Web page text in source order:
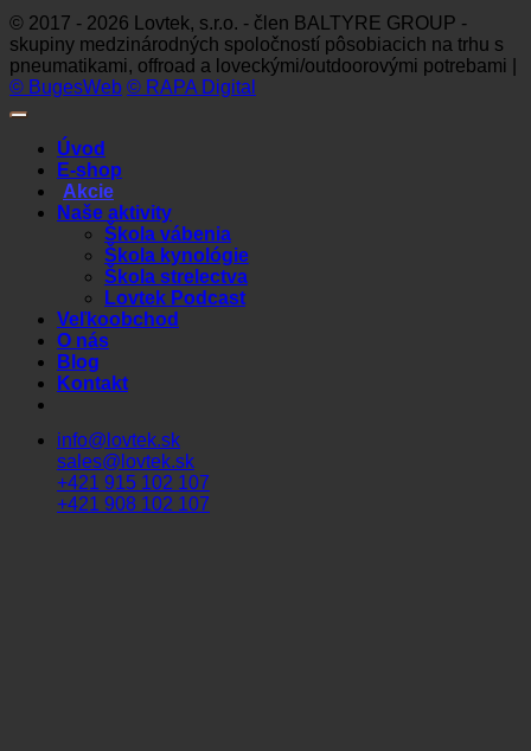
© 2017 - 2026 Lovtek, s.r.o. - člen BALTYRE GROUP -
skupiny medzinárodných spoločností pôsobiacich na trhu s
pneumatikami, offroad a loveckými/outdoorovými potrebami |
© BugesWeb © RAPA Digital
Úvod
E-shop
Akcie
Naše aktivity
Škola vábenia
Škola kynológie
Škola strelectva
Lovtek Podcast
Veľkoobchod
O nás
Blog
Kontakt
info@lovtek.sk
sales@lovtek.sk
+421 915 102 107
+421 908 102 107